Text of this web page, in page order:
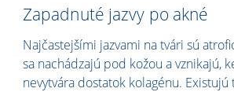
Zapadnuté jazvy po akné
Najčastejšími jazvami na tvári sú
sa nachádzajú pod kožou a vznikajú,
nevytvára dostatok kolagénu. Existujú